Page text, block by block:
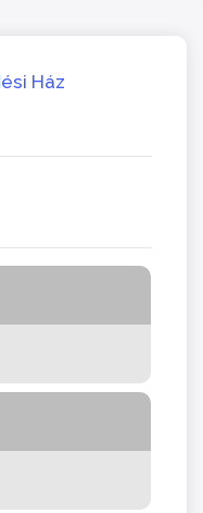
Ház